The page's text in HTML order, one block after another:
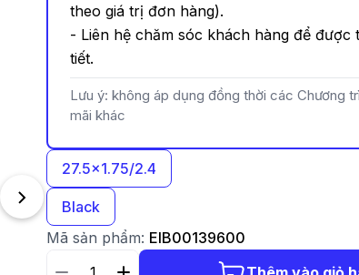
theo giá trị đơn hàng).
- Liên hệ chăm sóc khách hàng để được
tiết.
Lưu ý: không áp dụng đồng thời các Chương
mãi khác
27.5x1.75/2.4
Black
Mã sản phẩm: EIB00139600